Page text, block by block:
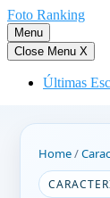
Saltar
al
contenido
Foto Ranking
Menu
Close Menu X
Últimas
Home/